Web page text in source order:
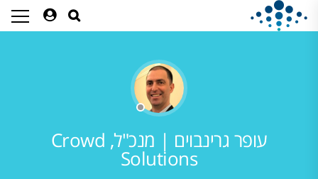
עופר גרינבוים | מנכ"ל, Crowd
Solutions